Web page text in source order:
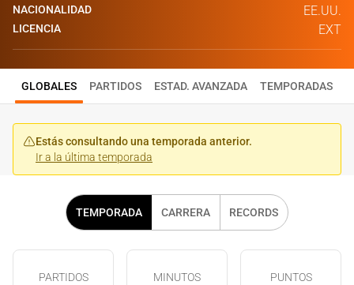
NACIONALIDAD EE.UU.
LICENCIA EXT
GLOBALES PARTIDOS ESTAD. AVANZADA TEMPORADAS
Estás consultando una temporada anterior.
Ir a la última temporada
TEMPORADA CARRERA RECORDS
PARTIDOS MINUTOS PUNTOS